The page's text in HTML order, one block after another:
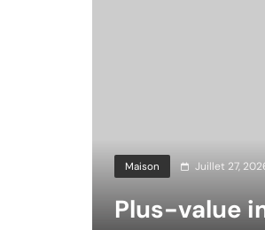
Maison Juillet 27,
Plus-value